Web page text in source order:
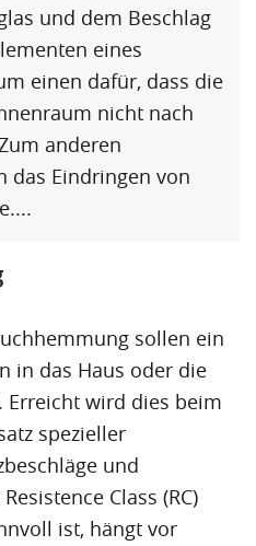
und dem Beschlag
eines
einen dafür, dass die
nicht nach
anderen
das Eindringen von
sollen ein
in das Haus oder die
Erreicht wird dies beim
spezieller
und
Class (RC)
ist, hängt vor